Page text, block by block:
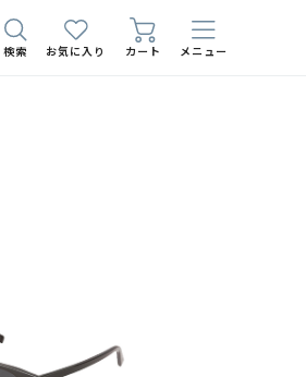
検索 お気に入り カート メニュー